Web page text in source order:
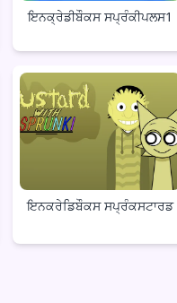
ਇਨਕ੍ਰੇਡੀਬੌਕਸ ਸਪ੍ਰੰਕੀਪਲਸ1
ਇਨਕਰੇਡਿਬੌਕਸ ਸਪ੍ਰੰਕਸਟਾਰਡ